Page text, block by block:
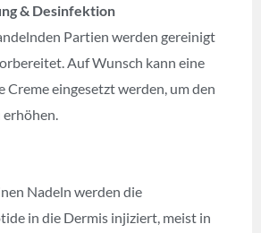
& Desinfektion
Partien werden gereinigt
Auf Wunsch kann eine
Creme eingesetzt werden, um den
Nadeln werden die
in die Dermis injiziert, meist in